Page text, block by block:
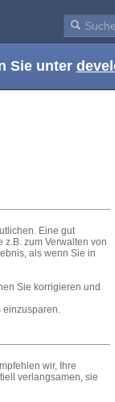
Sie unter
Eine gut
zum Verwalten von
als wenn Sie in
Sie korrigieren und
einzusparen.
wir, Ihre
verlangsamen, sie